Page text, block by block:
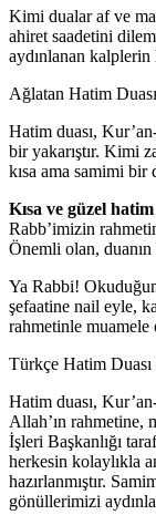
Kimi dualar af ve
ahiret saadetini
aydınlanan kalplerin
Ağlatan Hatim Duası
Hatim duası,
bir yakarıştır. Kimi
kısa ama samimi
Kısa ve güzel hatim
Rabb’imizin
Önemli olan, duanın
Ya Rabbi!
şefaatine nail eyle,
rahmetinle
Türkçe Hatim
Hatim duası,
Allah’ın rahmetine,
İşleri Başkanlığı
herkesin kolaylıkla
hazırlanmıştır.
gönüllerimizi